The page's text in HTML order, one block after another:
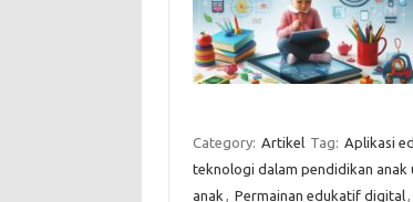
Category: Artikel Tag: Aplikasi
teknologi dalam pendidikan anak
anak , Permainan edukatif digital,